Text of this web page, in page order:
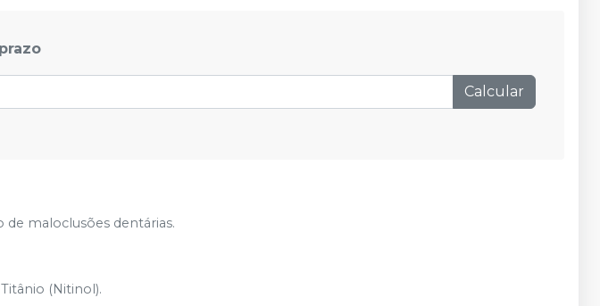
Calcular
maloclusões dentárias.
(Nitinol).